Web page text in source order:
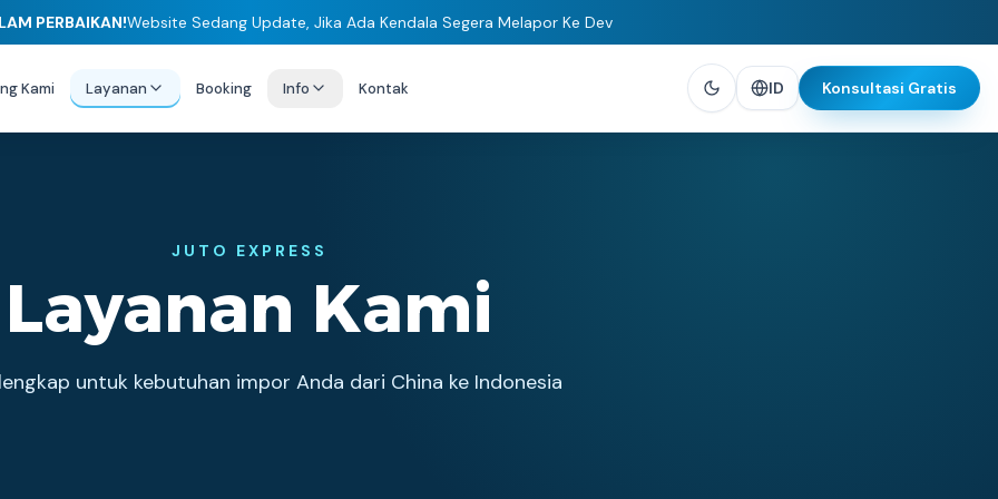
PERBAIKAN!Website Sedang Update, Jika Ada Kendala Segera Melapor Ke Dev
Kami Layanan Booking Info Kontak ID Konsultasi Gratis
JUTO EXPRESS
Layanan Kami
untuk kebutuhan impor Anda dari China ke Indonesia